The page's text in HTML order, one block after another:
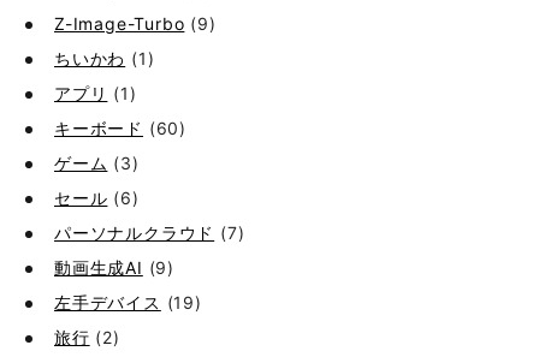
Z-Image-Turbo (9)
ちいかわ (1)
アプリ (1)
キーボード (60)
ゲーム (3)
セール (6)
パーソナルクラウド (7)
動画生成AI (9)
左手デバイス (19)
旅行 (2)